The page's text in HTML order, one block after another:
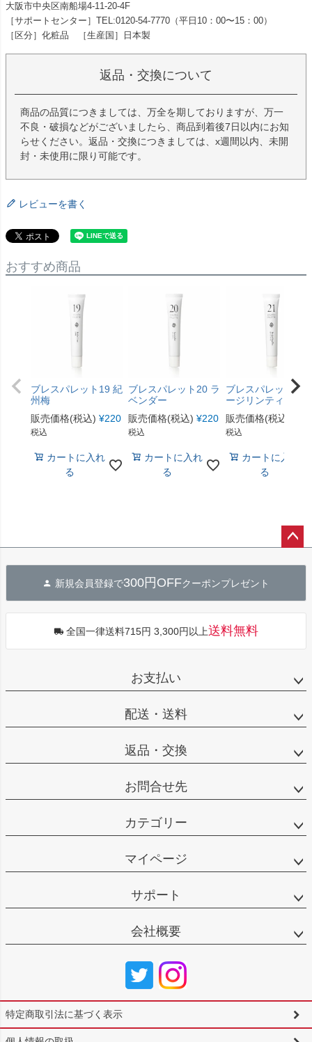
大阪市中央区南船場4-11-20-4F
［サポートセンター］TEL:0120-54-7770（平日10：00〜15：00）
［区分］化粧品 ［生産国］日本製
返品・交換について
商品の品質につきましては、万全を期しておりますが、万一
不良・破損などがございましたら、商品到着後7日以内にお知
らせください。返品・交換につきましては、x週間以内、未開
封・未使用に限り可能です。
レビューを書く
おすすめ商品
ブレスパレット19 紀
州梅
販売価格(税込) ¥220
税込
カートに入れ
る
ブレスパレット20 ラ
ベンダー
販売価格(税込) ¥220
税込
カートに入れ
る
ブレスパレット21
ージリンティ
販売価格(税込)
税込
カートに入れ
る
へ
新規会員登録で300円OFFクーポンプレゼント
全国一律送料715円 3,300円以上送料無料
お支払い
配送・送料
返品・交換
お問合せ先
カテゴリー
マイページ
サポート
会社概要
特定商取引法に基づく表示